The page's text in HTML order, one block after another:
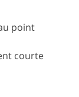
point
courte